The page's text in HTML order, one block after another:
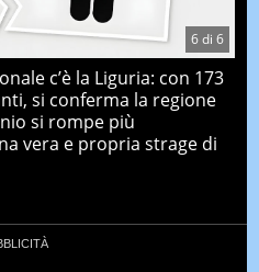
6di 6
c’è la Liguria: con 173
si conferma la regione
si rompe più
vera e propria strage di